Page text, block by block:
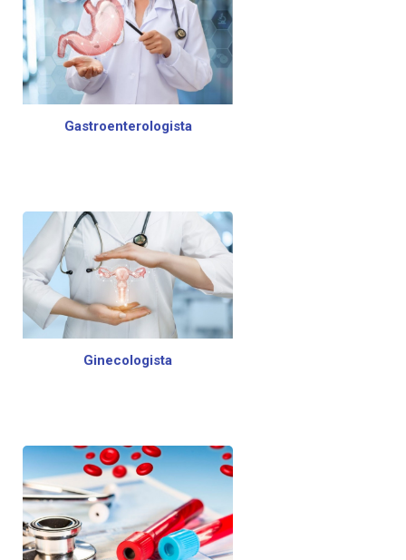
Gastroenterologista
Ginecologista